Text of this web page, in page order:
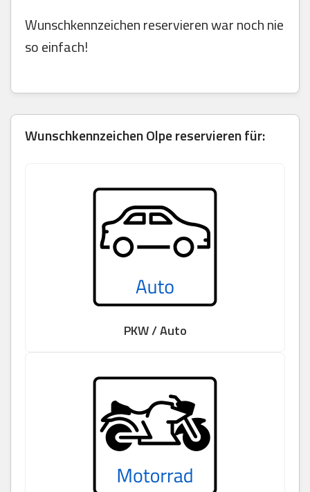
Wunschkennzeichen reservieren war noch nie
so einfach!
Wunschkennzeichen Olpe reservieren für:
PKW / Auto